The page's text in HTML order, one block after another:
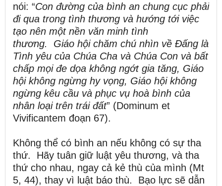
nói: “Con đường của bình an chung cục phải
đi qua trong tình thương và hướng tới việc
tạo nên một nền văn minh tình
thương.
Giáo hội chăm chú nhìn về Đấng là
Tình yêu của Chúa Cha và Chúa Con và bất
chấp mọi đe dọa không ngớt gia tăng, Giáo
hội không ngừng hy vọng, Giáo hội không
ngừng kêu cầu và phục vụ hoà bình của
nhân loại trên trái đất” (Dominum et
Vivificantem đoạn 67).
Không thể có bình an nếu không có sự tha
thứ. Hãy tuân giữ luật yêu thương, và tha
thứ cho nhau, ngay cả kẻ thù của mình (Mt
5, 44), thay vì luật báo thù. Bạo lực sẽ dẫn